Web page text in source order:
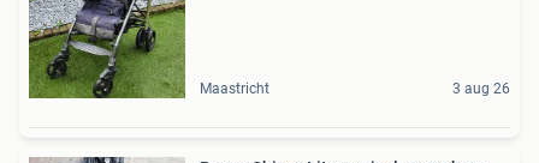
Maastricht 3 aug 26